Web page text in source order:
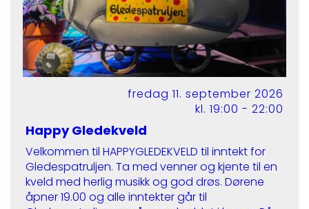
fredag 11. september 2026
kl. 19:00 - 22:00
Happy Gledekveld
Velkommen til HAPPYGLEDEKVELD til inntekt for
Gledespatruljen. Ta med venner og kjente til en
kveld med herlig musikk og god drøs. Dørene
åpner 19.00 og alle inntekter går til